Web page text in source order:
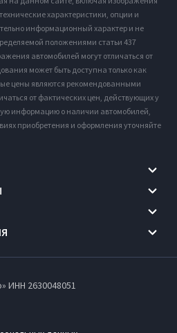
характеристики, опции и
информационный характер и не
положениями статьи 437
автомобилей могут отличаться от
может быть доступна только как
цены являются рекомендованными
от фактических цен, действующих у
информацию о наличии автомобилей,
приобретения и оформления уточняйте
ИНН 2630048051